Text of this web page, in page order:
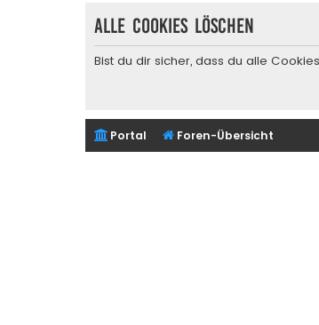
Alle Cookies löschen
Bist du dir sicher, dass du alle
Portal Foren-Übersicht